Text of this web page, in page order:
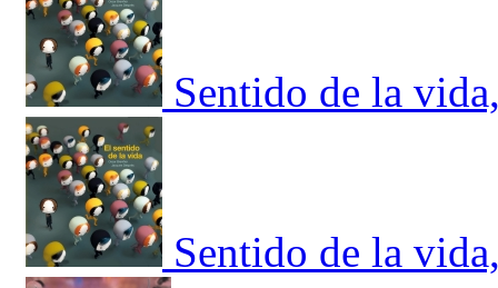
Sentido de la
Sentido de la